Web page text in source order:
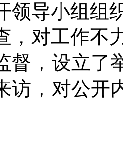
领导小组组
，对工作不
督 ， 设立了
访 ， 对公开